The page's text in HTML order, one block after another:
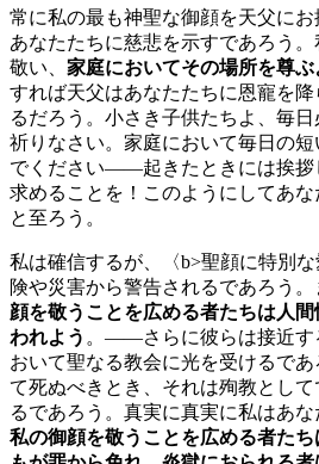
常に私の最も神聖な御顔を天父に
あなたたちに慈悲を示すであろう
敬い、 家庭においてその場所を尊
すれば天父はあなたたちに恩寵を
るだろう。小さき子供たちよ、毎
祈りなさい。家庭において毎日の
でください――起きたときには挨拶
求めることを！このようにしてあ
と至ろう。
私は確信するが、〈b>聖顔に特別
険や災害から警告されるであろう。
顔を敬うことを広める者たちは人
われよう 。――さらに彼らは接近す
おいて聖なる教会に光を受けるで
て死ぬべきとき、それは殉教とし
るであろう。真実に真実に私はあ
私の御顔を敬うことを広める者た